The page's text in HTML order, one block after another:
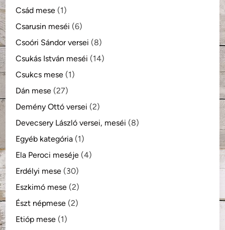
Csád mese (1)
Csarusin meséi (6)
Csoóri Sándor versei (8)
Csukás István meséi (14)
Csukcs mese (1)
Dán mese (27)
Demény Ottó versei (2)
Devecsery László versei, meséi (8)
Egyéb kategória (1)
Ela Peroci meséje (4)
Erdélyi mese (30)
Eszkimó mese (2)
Észt népmese (2)
Etióp mese (1)